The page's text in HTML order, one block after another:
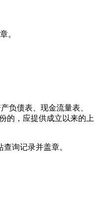
。
负债表、现金流量表、
的，应提供成立以来的上
询记录并盖章。